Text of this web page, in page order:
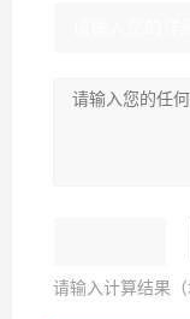
请输入计算结果